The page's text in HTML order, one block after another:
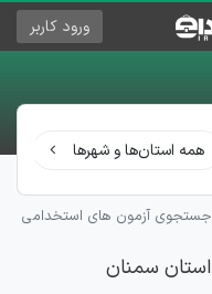
ورود کاربر
همه استان‌ها و شهرها
جستجوی آزمون های استخدامی
سمنان